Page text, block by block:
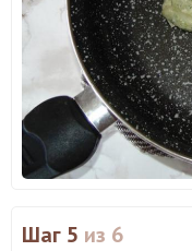
Шаг 5 из 6